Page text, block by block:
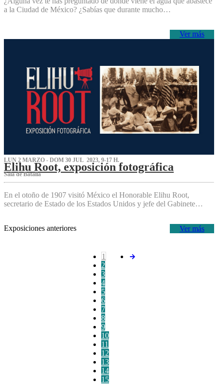
a la Ciudad de México? ¿Sabías que durante mucho…
Ver más
LUN 2 MARZO - DOM 30 JUL 2023, 9-17 H.
Elihu Root, exposición fotográfica
Sala de Batalla
En el otoño de 1907 visitó México el Honorable Elihu Root,
secretario de Estado de los Estados Unidos y jefe del Gabinete…
Ver más
Exposiciones anteriores
1
2
3
4
5
6
7
8
9
10
11
12
13
14
15